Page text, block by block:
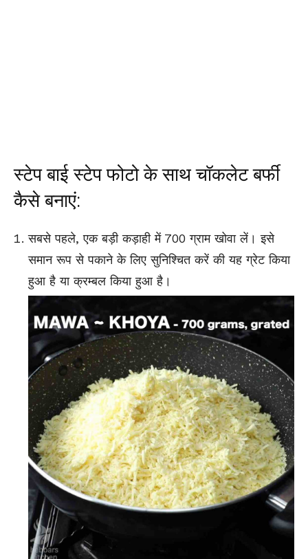
स्टेप बाई स्टेप फोटो के साथ चॉकलेट बर्फी
कैसे बनाएं:
सबसे पहले, एक बड़ी कड़ाही में 700 ग्राम खोवा लें। इसे
समान रूप सेपकाने के लिए सुनिश्चित करें की यह ग्रेट किया
हुआ है या क्रम्बल किया हुआ है।